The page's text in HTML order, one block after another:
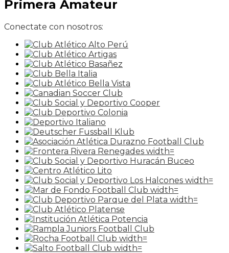
Primera Amateur
Conectate con nosotros: